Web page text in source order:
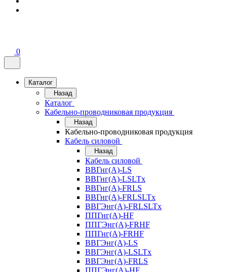
0
Каталог
Назад
Каталог
Кабельно-проводниковая продукция
Назад
Кабельно-проводниковая продукция
Кабель силовой
Назад
Кабель силовой
ВВГнг(А)-LS
ВВГнг(А)-LSLTx
ВВГнг(А)-FRLS
ВВГнг(А)-FRLSLTx
ВВГЭнг(А)-FRLSLTx
ППГнг(А)-HF
ППГЭнг(А)-FRHF
ППГнг(А)-FRHF
ВВГЭнг(А)-LS
ВВГЭнг(А)-LSLTx
ВВГЭнг(А)-FRLS
ППГЭнг(А)-HF